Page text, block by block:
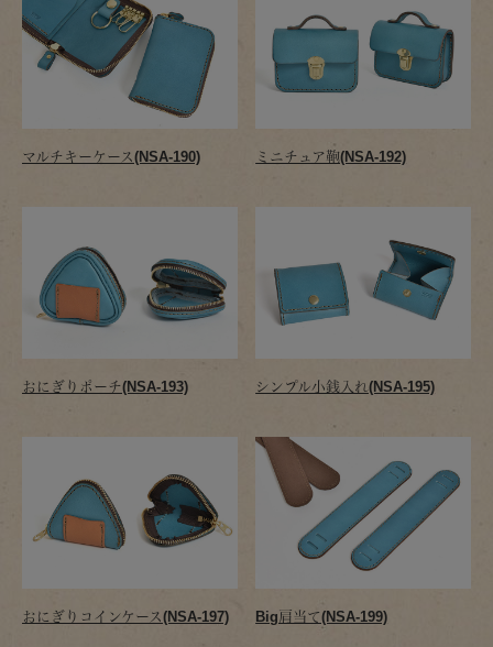
マルチキーケース(NSA-190) ミニチュア鞄(NSA-192)
おにぎりポーチ(NSA-193) シンプル小銭入れ(NSA-195)
おにぎりコインケース(NSA-197) Big肩当て(NSA-199)